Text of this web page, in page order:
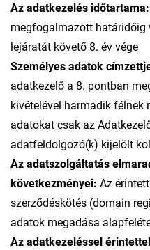
Az adatkezelés időtartama:
megfogalmazott határidőig
lejáratát követő 8. év vége
Személyes adatok
adatkezelő a 8. pontban
kivételével harmadik félnek
adatokat csak az
adatfeldolgozó(k) kijelölt
Az adatszolgáltatás
következményei: Az
szerződéskötés (domain
adatok megadása
Az adatkezeléssel